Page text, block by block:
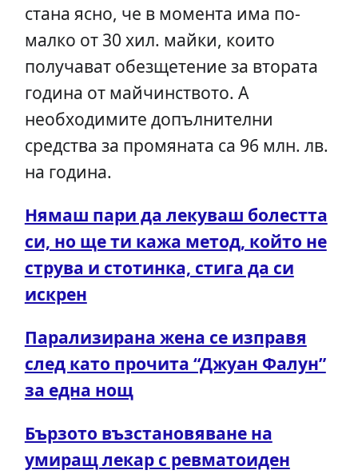
стана ясно, че в момента има по-
малко от 30 хил. майки, които
получават обезщетение за втората
година от майчинството. А
необходимите допълнителни
средства за промяната са 96 млн. лв.
на година.
Нямаш пари да лекуваш болестта
си, но ще ти кажа метод, който не
струва и стотинка, стига да си
искрен
Парализирана жена се изправя
след като прочита “Джуан Фалун”
за една нощ
Бързото възстановяване на
умиращ лекар с ревматоиден